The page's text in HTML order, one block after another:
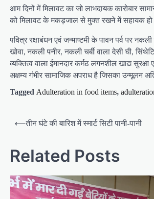
आम दिनों में मिलावट का जो लाभदायक कारोबार
को मिलावट के मकड़जाल से मुक्त रखने में सहायक
पवित्र रक्षाबंधन एवं जन्माष्टमी के पावन पर्व पर
खोवा, नकली पनीर, नकली चर्बी वाला देसी घी,
व्यक्तित्व वाला ईमानदार कर्मठ लगनशील खाद्य
अक्षम्य गंभीर सामाजिक अपराध है जिसका उन्मूलन
Tagged Adulteration in food items,
s
t
n
a
⟵तीन घंटे की बारिश में स्मार्ट सिटी पानी-पानी
Related Posts